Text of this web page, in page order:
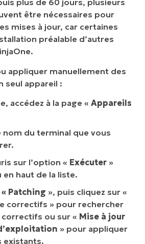
plus de 60 jours, plusieurs
être nécessaires pour
mises à jour, car certaines
préalable d’autres
appliquer manuellement des
seul appareil :
accédez à la page « Appareils
nom du terminal que vous
sur l’option « Exécuter »
en haut de la liste.
« Patching », puis cliquez sur «
correctifs » pour rechercher
correctifs ou sur « Mise à jour
» pour appliquer
existants.